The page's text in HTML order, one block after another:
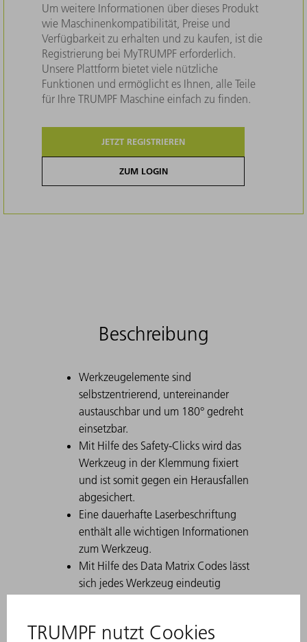
Um weitere Informationen über dieses Produkt
wie Maschinenkompatibilität, Preise und
Verfügbarkeit zu erhalten und zu kaufen, ist die
Registrierung bei MyTRUMPF erforderlich.
Unsere Plattform bietet viele nützliche
Funktionen und ermöglicht es Ihnen, alle Teile
für Ihre TRUMPF Maschine einfach zu finden.
JETZT REGISTRIEREN
ZUM LOGIN
Beschreibung
Werkzeugelemente sind
selbstzentrierend, untereinander
austauschbar und um 180° gedreht
einsetzbar.
Mit Hilfe des Safety-Clicks wird das
Werkzeug in der Klemmung fixiert
und ist somit gegen ein Herausfallen
abgesichert.
Eine dauerhafte Laserbeschriftung
enthält alle wichtigen Informationen
zum Werkzeug.
Mit Hilfe des Data Matrix Codes lässt
sich jedes Werkzeug eindeutig
Werkzeug-Modifikationen sind auf